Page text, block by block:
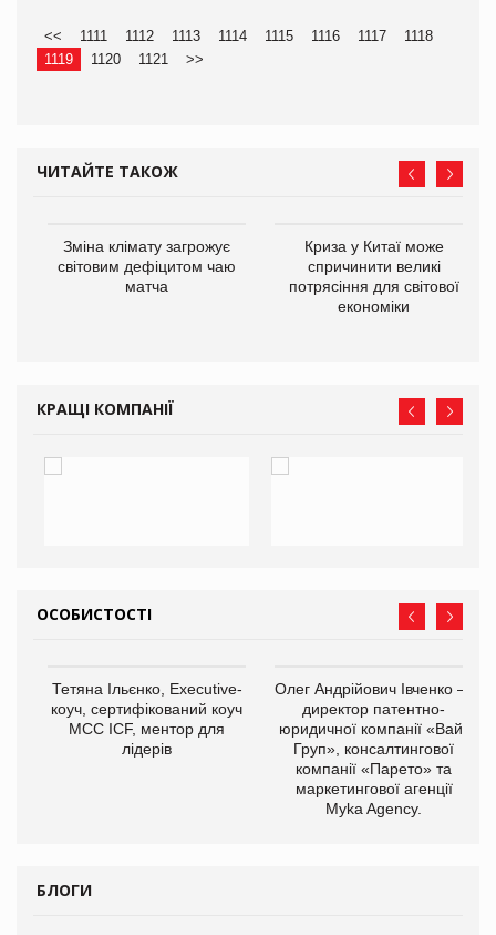
<< 1111 1112 1113 1114 1115 1116 1117
1118
1119
1120 1121 >>
ЧИТАЙТЕ ТАКОЖ
Зміна клімату загрожує
світовим дефіцитом чаю
матча
Криза у Китаї може
спричинити великі
потрясіння для світової
економіки
КРАЩІ КОМПАНІЇ
ОСОБИСТОСТІ
Тетяна Ільєнко, Executive-
коуч, сертифікований коуч
МСС ICF, ментор для
лідерів
Олег Андрійович Івченко —
директор патентно-
юридичної компанії «Вайз
Груп», консалтингової
компанії «Парето» та
маркетингової агенції
Myka Agency.
БЛОГИ